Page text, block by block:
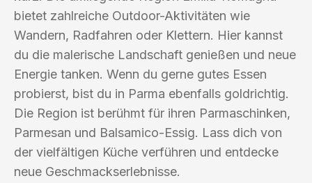
bietet zahlreiche Outdoor-Aktivitäten wie
Wandern, Radfahren oder Klettern. Hier kannst
du die malerische Landschaft genießen und neue
Energie tanken. Wenn du gerne gutes Essen
probierst, bist du in Parma ebenfalls goldrichtig.
Die Region ist berühmt für ihren Parmaschinken,
Parmesan und Balsamico-Essig. Lass dich von
der vielfältigen Küche verführen und entdecke
neue Geschmackserlebnisse.